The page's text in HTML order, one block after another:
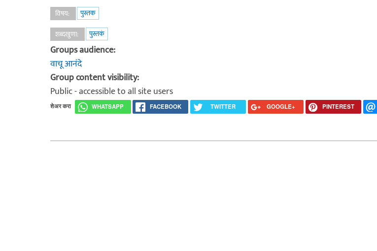
विषय:
पुस्तक
शब्दखुणा:
पुस्तकं
Groups audience:
वाचू आनंदे
Group content visibility:
Public - accessible to all site users
शेअर करा WHATSAPP FACEBOOK TWITTER GOOGLE+ PINTEREST